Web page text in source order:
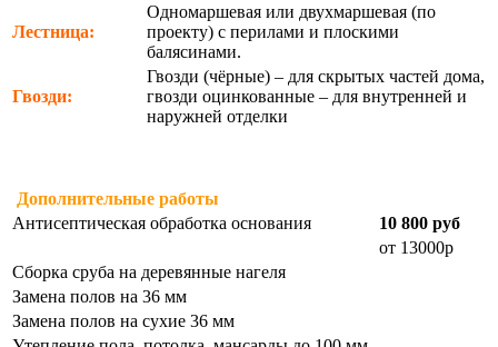
Лестница:
Одномаршевая или двухмаршевая (по
проекту) с перилами и плоскими
балясинами.
Гвозди:
Гвозди (чёрные) – для скрытых частей дома,
гвозди оцинкованные – для внутренней и
наружней отделки
Дополнительные работы
Антисептическая обработка основания
10 800 руб
от 13000р
Сборка сруба на деревянные нагеля
Замена полов на 36 мм
Замена полов на сухие 36 мм